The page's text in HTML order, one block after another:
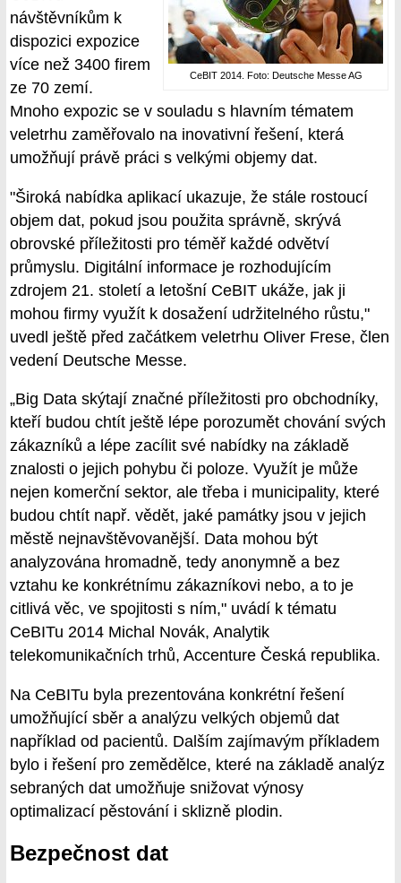
CeBIT 2014. Foto: Deutsche Messe AG
návštěvníkům k
dispozici expozice
více než 3400 firem
ze 70 zemí.
Mnoho expozic se v souladu s hlavním tématem
veletrhu zaměřovalo na inovativní řešení, která
umožňují právě práci s velkými objemy dat.
"Široká nabídka aplikací ukazuje, že stále rostoucí
objem dat, pokud jsou použita správně, skrývá
obrovské příležitosti pro téměř každé odvětví
průmyslu. Digitální informace je rozhodujícím
zdrojem 21. století a letošní CeBIT ukáže, jak ji
mohou firmy využít k dosažení udržitelného růstu,"
uvedl ještě před začátkem veletrhu Oliver Frese, člen
vedení Deutsche Messe.
„Big Data skýtají značné příležitosti pro obchodníky,
kteří budou chtít ještě lépe porozumět chování svých
zákazníků a lépe zacílit své nabídky na základě
znalosti o jejich pohybu či poloze. Využít je může
nejen komerční sektor, ale třeba i municipality, které
budou chtít např. vědět, jaké památky jsou v jejich
městě nejnavštěvovanější. Data mohou být
analyzována hromadně, tedy anonymně a bez
vztahu ke konkrétnímu zákazníkovi nebo, a to je
citlivá věc, ve spojitosti s ním," uvádí k tématu
CeBITu 2014 Michal Novák, Analytik
telekomunikačních trhů, Accenture Česká republika.
Na CeBITu byla prezentována konkrétní řešení
umožňující sběr a analýzu velkých objemů dat
například od pacientů. Dalším zajímavým příkladem
bylo i řešení pro zemědělce, které na základě analýz
sebraných dat umožňuje snižovat výnosy
optimalizací pěstování i sklizně plodin.
Bezpečnost dat